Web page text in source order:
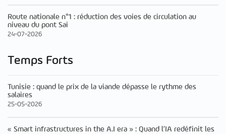
Route nationale n°1 : réduction des voies de circulation au
niveau du pont Sai
24-07-2026
Temps Forts
Tunisie : quand le prix de la viande dépasse le rythme des
salaires
25-05-2026
« Smart infrastructures in the A.I era » : Quand l’IA redéfinit les